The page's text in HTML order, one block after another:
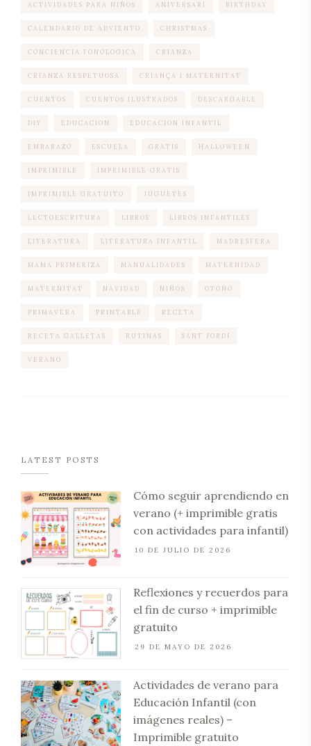
ACTIVIDADES PARA NIÑOS ANIVERSARI BIRTHDAY
CALENDARIO DE ADVIENTO CHRISTMAS
CONCIENCIA FONOLOGICA CRIANZA
CRIANZA RESPETUOSA CRIANÇA I MATERNITAT
CUENTOS CUENTOS ILUSTRADOS DESCARGABLE
DIY EDUCACION EDUCACION INFANTIL
EMBARAZO ESCUELA GRATIS HALLOWEEN
IMPRIMIBLE IMPRIMIBLE GRATIS
IMPRIMIBLE GRATUITO JUGUETES
LECTOESCRITURA LIBROS LIBROS INFANTILES
LITERATURA LITERATURA INFANTIL MADRESFERA
MAMA PRIMERIZA MANUALIDADES MATERNIDAD
MATERNITAT NAVIDAD NIÑOS OTOÑO
PRIMAVERA PRINTABLE RECETA
RECETA GALLETAS RUTINAS SANT JORDI
VERANO
LATEST POSTS
Cómo seguir aprendiendo en
verano (+ imprimible gratis
con actividades para infantil)
10 DE JULIO DE 2026
Reflexiones y recuerdos para
el fin de curso + imprimible
gratuito
29 DE MAYO DE 2026
Actividades de verano para
Educación Infantil (con
imágenes reales) –
Imprimible gratuito